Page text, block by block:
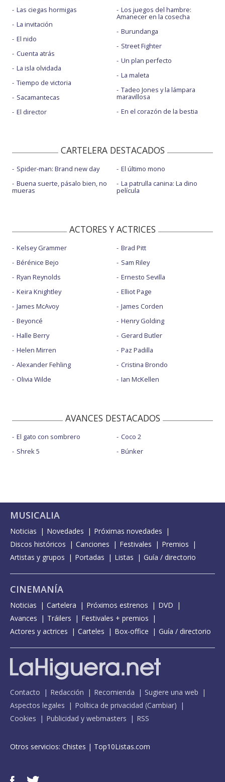
Las ciegas hormigas
La invitación
El nido
Cuenta atrás
La isla olvidada
Tiempo de victoria
Sacamantecas
El director
Los juegos del hambre:
Amanecer en la cosecha
Burundanga
Street Fighter
Un plan perfecto
La maleta
Tadeo Jones y la lámpara
maravillosa
En el corazón de la bestia
CARTELERA DESTACADOS
Spider-man: Brand new day
Buena suerte, pásalo bien, no
mueras
El último mono
La patrulla canina: La dino
película
ACTORES Y ACTRICES
Kelsey Grammer
Bérénice Bejo
Ryan Reynolds
Keira Knightley
James McAvoy
Beyoncé
Halle Berry
Helen Mirren
Alexander Fehling
Olivia Wilde
Brad Pitt
Sam Riley
Ernesto Sevilla
Elliot Page
James Corden
Henry Golding
Gerard Butler
Paz Padilla
Cristina Brondo
Ian McKellen
AVANCES DESTACADOS
El gato con sombrero
Shrek 5
Coco 2
Búnker
MUSICALIA
Noticias Novedades
Próximas novedades
Discos históricos
Canciones Festivales
Premios
Artistas y grupos
Portadas Listas Guía / directorio
CINEMANÍA
Noticias Cartelera Próximos estrenos
DVD
Avances
Tráilers
Festivales + premios
Actores y actrices
Carteles Box-office Guía / directorio
Contacto Redacción Recomienda
Sugiere una web
Aspectos legales
Política de privacidad (Cambiar)
Cookies
Publicidad y webmasters RSS
Otros servicios: Chistes | Top10Listas.com